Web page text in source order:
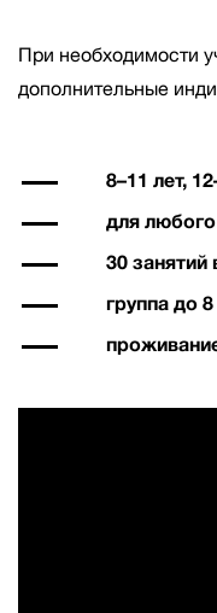
При необходимости
дополнительные
8–11 лет,
для
30 занятий
группа до